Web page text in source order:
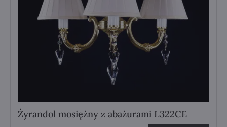
Żyrandol mosiężny z abażurami L322CE